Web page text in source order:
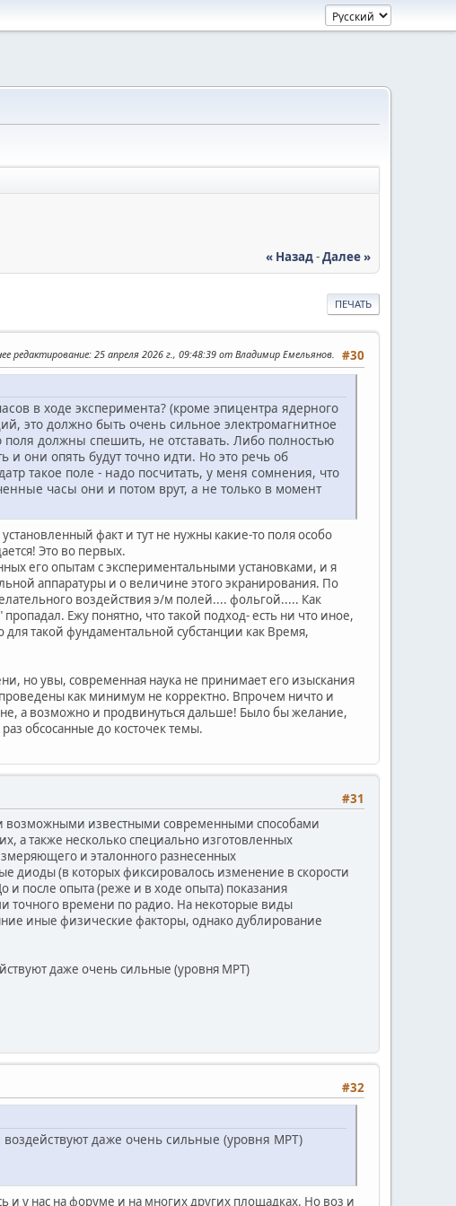
« Назад-Далее »
ПЕЧАТЬ
#30
редактирование: 25 апреля 2026 г., 09:48:39 от Владимир Емельянов.
в ходе эксперимента? (кроме эпицентра ядерного
это должно быть очень сильное электромагнитное
должны спешить, не отставать. Либо полностью
они опять будут точно идти. Но это речь об
такое поле - надо посчитать, у меня сомнения, что
часы они и потом врут, а не только в момент
факт и тут не нужны какие-то поля особо
Это во первых.
его опытам с экспериментальными установками, и я
аппаратуры и о величине этого экранирования. По
воздействия э/м полей.... фольгой..... Как
Ежу понятно, что такой подход- есть ни что иное,
такой фундаментальной субстанции как Время,
но увы, современная наука не принимает его изыскания
как минимум не корректно. Впрочем ничто и
а возможно и продвинуться дальше! Было бы желание,
обсосанные до косточек темы.
#31
возможными известными современными способами
а также несколько специально изготовленных
и эталонного разнесенных
диоды (в которых фиксировалось изменение в скорости
и после опыта (реже и в ходе опыта) показания
точного времени по радио. На некоторые виды
иные физические факторы, однако дублирование
даже очень сильные (уровня МРТ)
#32
даже очень сильные (уровня МРТ)
и у нас на форуме и на многих других площадках. Но воз и